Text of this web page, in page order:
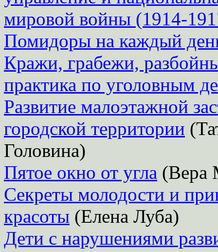
мировой войны (1914-
Помидоры на каждый
Кражи, грабежи,
практика по уголовным
Развитие малоэтажной
городской территории
Головина)
Пятое окно от угла (Вера
Секреты молодости и
красоты (Елена Луба)
Дети с нарушениями